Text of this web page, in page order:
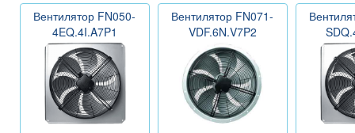
Вентилятор FN050-
4EQ.4I.A7P1
Вентилятор FN071-
VDF.6N.V7P2